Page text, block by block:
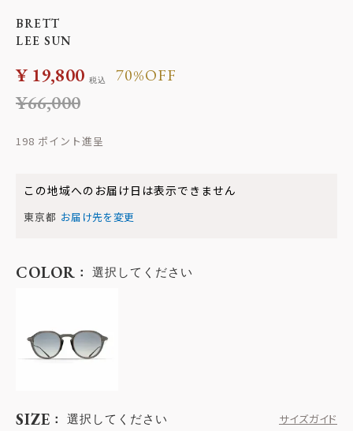
BRETT
LEE SUN
¥66,000
70%OFF
¥ 19,800 税込
198
この地域へのお届け日は表示できません
東京都 お届け先を変更
SIZE 選択してください
サイズガイド
COLOR 選択してください